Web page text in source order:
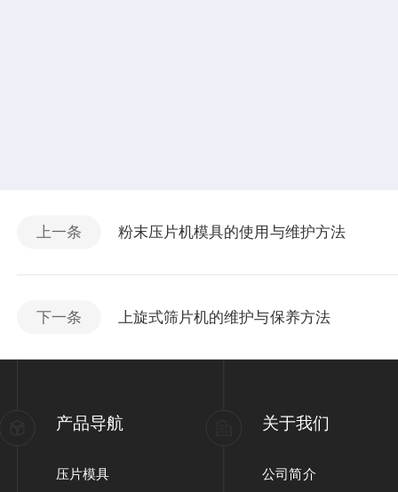
上一条 粉末压片机模具的使用与维护方法
下一条 上旋式筛片机的维护与保养方法
产品导航
压片模具
关于我们
公司简介